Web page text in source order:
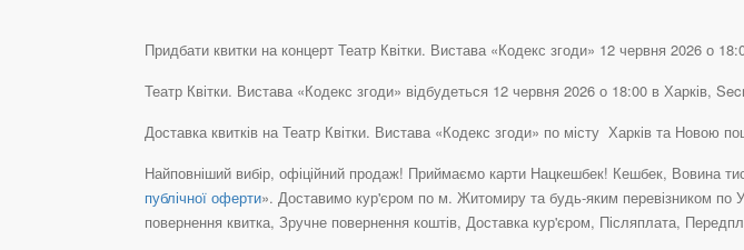
Придбати квитки на концерт Театр Квітки. Вистава «Кодекс згоди» 12 червня 2026 о
Театр Квітки. Вистава «Кодекс згоди» відбудеться 12 червня 2026 о 18:00 в Харків,
Доставка квитків на Театр Квітки. Вистава «Кодекс згоди» по місту Харків та Новою
Найповніший вибір, офіційний продаж! Приймаємо карти Нацкешбек! Кешбек, Вовина
публічної оферти». Доставимо кур'єром по м. Житомиру та будь-яким перевізником по
повернення квитка, Зручне повернення коштів, Доставка кур'єром, Післяплата,